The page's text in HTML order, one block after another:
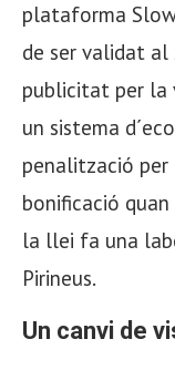
plataforma
de ser validat al
publicitat per la
un sistema
penalització
bonificació
la llei fa una
Pirineus.
Un canvi de